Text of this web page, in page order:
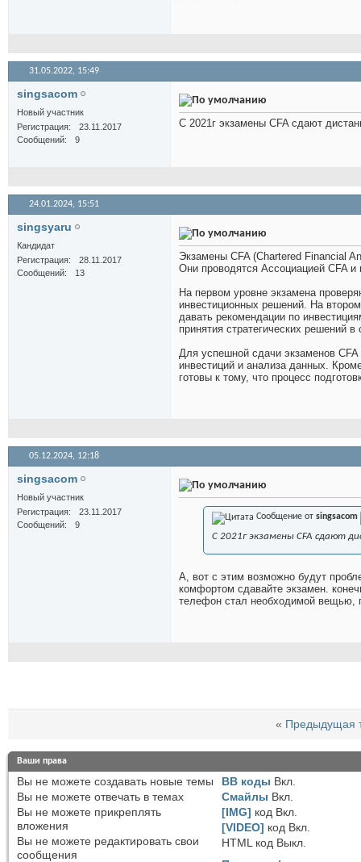
31.05.2022, 15:49
singsacom
Новый участник
Регистрация
23.11.2017
Сообщений
9
С 2021г экзамены CFA сдают
24.01.2024, 15:51
singsyaru
Кандидат
Регистрация
28.11.2017
Сообщений
13
Экзамены CFA (Chartered Financial
Они проводятся Ассоциацией CFA
На первом уровне экзамена
инвестиционных решений. На
давать рекомендации по
принятия стратегических решений в
Для успешной сдачи экзаменов
инвестиций и анализа данных.
готовы к тому, что процесс
05.12.2024, 12:18
singsacom
Новый участник
Регистрация
23.11.2017
Сообщений
9
Сообщение от singsacom
С 2021г экзамены CFA сдают
А, вот с этим возможно будут
комфортом сдавайте экзамен.
телефон стал необходимой вещью,
« Предыдущая
Ваши права
Вы не можете создавать новые темы
Вы не можете отвечать в темах
Вы не можете прикреплять
вложения
Вы не можете редактировать свои
сообщения
BB коды Вкл.
Смайлы Вкл.
[IMG] код Вкл.
[VIDEO] код Вкл.
HTML код Выкл.